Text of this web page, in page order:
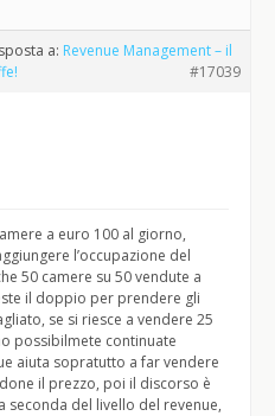
a: Revenue Management – il
#17039
a euro 100 al giorno,
l’occupazione del
50 camere su 50 vendute a
il doppio per prendere gli
se si riesce a vendere 25
possibilmete continuate
aiuta sopratutto a far vendere
il prezzo, poi il discorso è
del livello del revenue,